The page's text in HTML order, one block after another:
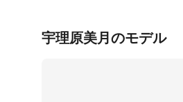
宇理原美月のモデル